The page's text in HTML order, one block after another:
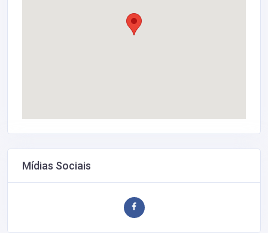
Mídias Sociais